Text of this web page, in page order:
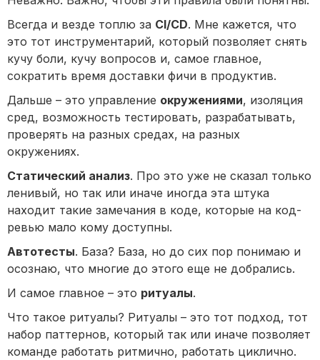
Всегда и везде топлю за CI/CD. Мне кажется, что
это тот инструментарий, который позволяет снять
кучу боли, кучу вопросов и, самое главное,
сократить время доставки фичи в продуктив.
Дальше – это управление окружениями, изоляция
сред, возможность тестировать, разрабатывать,
проверять на разных средах, на разных
окружениях.
Статический анализ. Про это уже не сказал только
ленивый, но так или иначе иногда эта штука
находит такие замечания в коде, которые на код-
ревью мало кому доступны.
Автотесты. База? База, но до сих пор понимаю и
осознаю, что многие до этого еще не добрались.
И самое главное – это ритуалы.
Что такое ритуалы? Ритуалы – это тот подход, тот
набор паттернов, который так или иначе позволяет
команде работать ритмично, работать циклично.